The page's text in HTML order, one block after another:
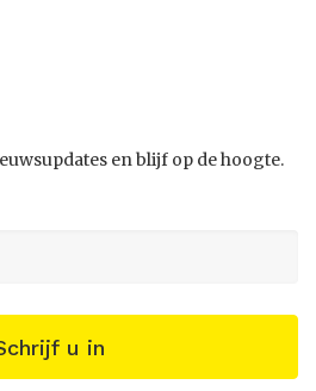
en blijf op de hoogte.
u in